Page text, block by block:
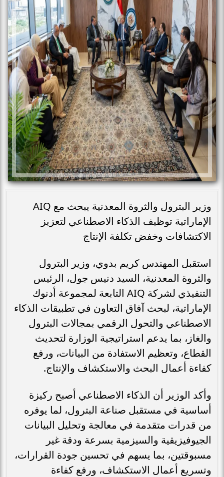
وزير البترول والثروة المعدنية يبحث مع AIQ
الإماراتية توظيف الذكاء الاصطناعي لتعزيز
الاكتشافات وخفض تكلفة الإنتاج
استقبل المهندس كريم بدوي، وزير البترول
والثروة المعدنية، السيد دنيس جول، الرئيس
التنفيذي لشركة AIQ التابعة لمجموعة أدنوك
الإماراتية، لبحث آفاق التعاون في تطبيقات الذكاء
الاصطناعي والتحول الرقمي بمجالات البترول
والغاز، بما يدعم استراتيجية الوزارة لتحديث
القطاع، وتعظيم الاستفادة من البيانات، ورفع
كفاءة أعمال البحث والاستكشاف والإنتاج.
وأكد الوزير أن الذكاء الاصطناعي أصبح ركيزة
أساسية في مستقبل صناعة البترول، لما يوفره
من قدرات متقدمة في معالجة وتحليل البيانات
الجيوفيزيقية والسيزمية بسرعة ودقة غير
مسبوقتين، بما يسهم في تحسين جودة القرارات،
وتسريع أعمال الاستكشاف، ورفع كفاءة